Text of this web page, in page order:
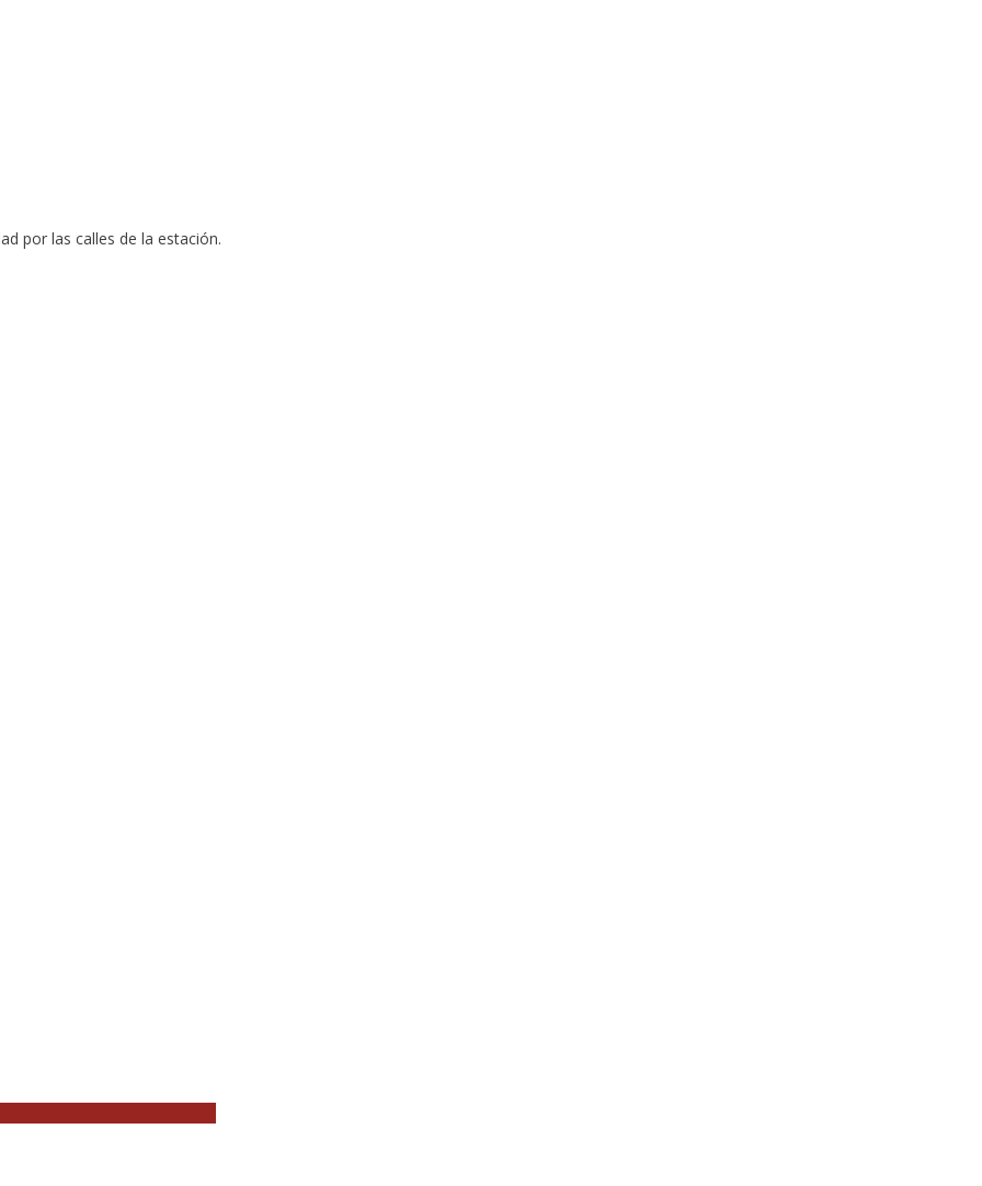
por las calles de la estación.